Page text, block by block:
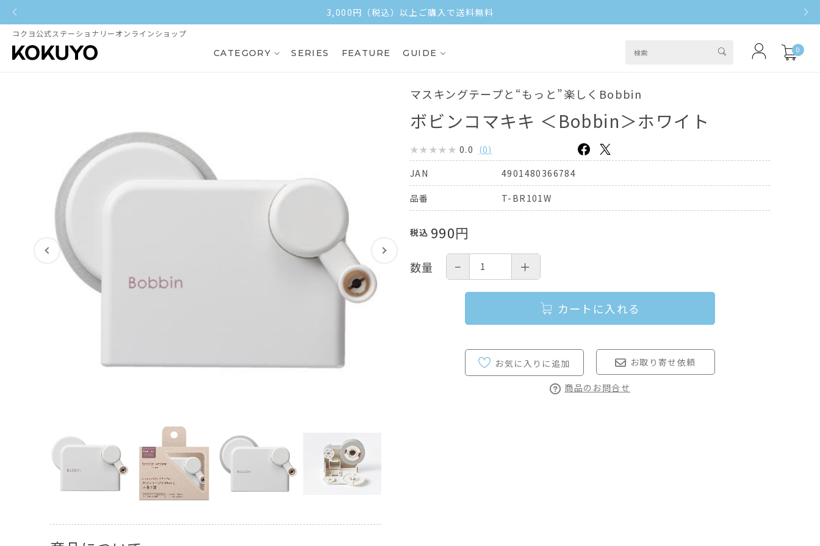
3,000円（税込）以上ご購入で送料無料
コクヨ公式ステーショナリーオンラインショップ
CATEGORY SERIES FEATURE GUIDE 0
マスキングテープと“もっと”楽しくBobbin
ボビンコマキキ ＜Bobbin＞ホワイト
0.0 (0)
JAN
4901480366784
品番 T-BR101W
税込 990円
数量 − ＋
カートに入れる
お取り寄せ依頼
商品のお問合せ